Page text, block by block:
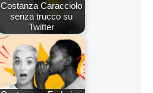
Costanza Caracciolo
senza trucco su
Twitter